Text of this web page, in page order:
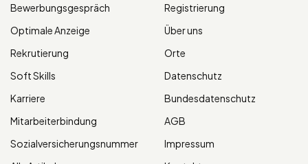
Bewerbungsgespräch
Optimale Anzeige
Rekrutierung
Soft Skills
Karriere
Mitarbeiterbindung
Sozialversicherungsnummer
Registrierung
Über uns
Orte
Datenschutz
Bundesdatenschutz
AGB
Impressum